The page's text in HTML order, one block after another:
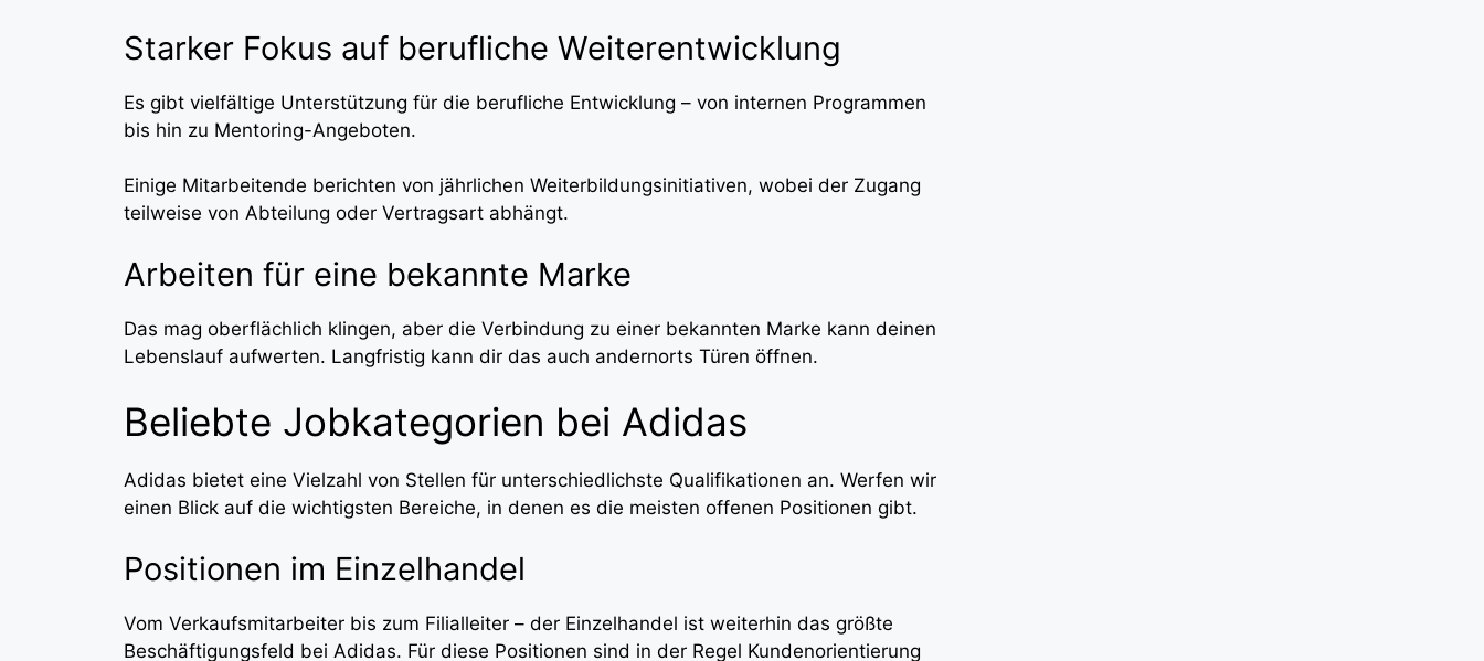
Starker Fokus auf berufliche Weiterentwicklung
Es gibt vielfältige Unterstützung für die berufliche Entwicklung – von internen Programmen
bis hin zu Mentoring-Angeboten.
Einige Mitarbeitende berichten von jährlichen Weiterbildungsinitiativen, wobei der Zugang
teilweise von Abteilung oder Vertragsart abhängt.
Arbeiten für eine bekannte Marke
Das mag oberflächlich klingen, aber die Verbindung zu einer bekannten Marke kann deinen
Lebenslauf aufwerten. Langfristig kann dir das auch andernorts Türen öffnen.
Beliebte Jobkategorien bei Adidas
Adidas bietet eine Vielzahl von Stellen für unterschiedlichste Qualifikationen an. Werfen wir
einen Blick auf die wichtigsten Bereiche, in denen es die meisten offenen Positionen gibt.
Positionen im Einzelhandel
Vom Verkaufsmitarbeiter bis zum Filialleiter – der Einzelhandel ist weiterhin das größte
Beschäftigungsfeld bei Adidas. Für diese Positionen sind in der Regel Kundenorientierung